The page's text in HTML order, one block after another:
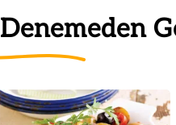
Denemeden